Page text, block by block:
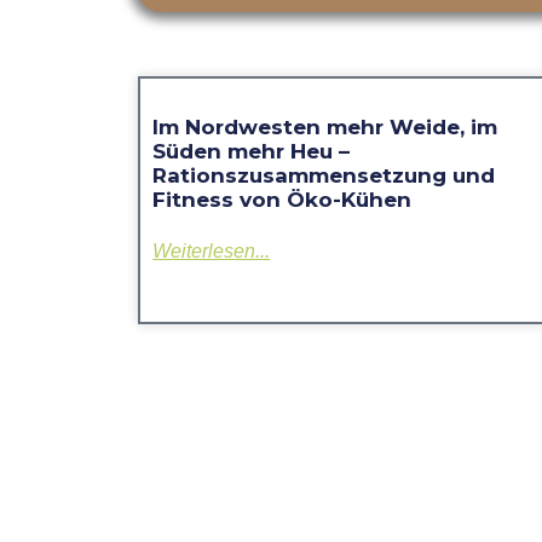
Im Nordwesten mehr Weide, im
Süden mehr Heu –
Rationszusammensetzung und
Fitness von Öko-Kühen
Weiterlesen...